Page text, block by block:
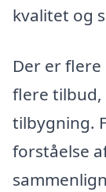
kvalitet og
Der er
flere
tilbygning.
forståelse